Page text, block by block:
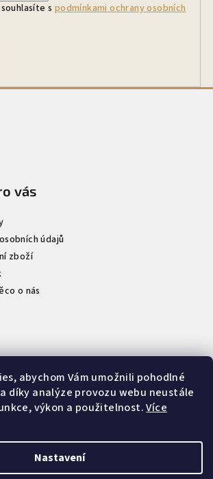
abychom Vám umožnili pohodlné
díky analýze provozu webu neustále
výkon a použitelnost.Více
Nastavení
s podmínkami ochrany osobních
vás
údajů
zboží
o nás